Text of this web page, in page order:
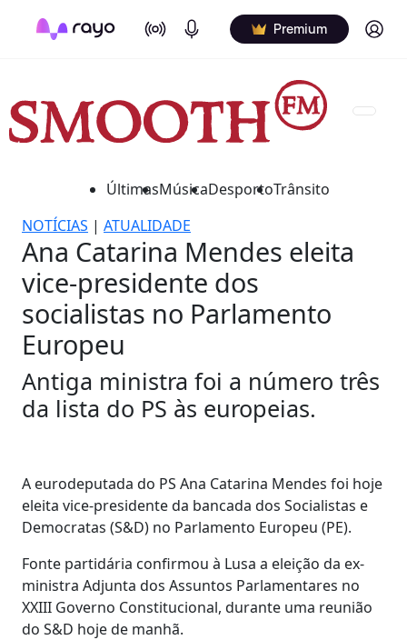
On Air Podcasts Premium Log in
ÚltimasMúsicaDesportoTrânsito
NOTÍCIAS | ATUALIDADE
Ana Catarina Mendes eleita
vice-presidente dos
socialistas no Parlamento
Europeu
Antiga ministra foi a número três
da lista do PS às europeias.
A eurodeputada do PS Ana Catarina Mendes foi hoje
eleita vice-presidente da bancada dos Socialistas e
Democratas (S&D) no Parlamento Europeu (PE).
Fonte partidária confirmou à Lusa a eleição da ex-
ministra Adjunta dos Assuntos Parlamentares no
XXIII Governo Constitucional, durante uma reunião
do S&D hoje de manhã.